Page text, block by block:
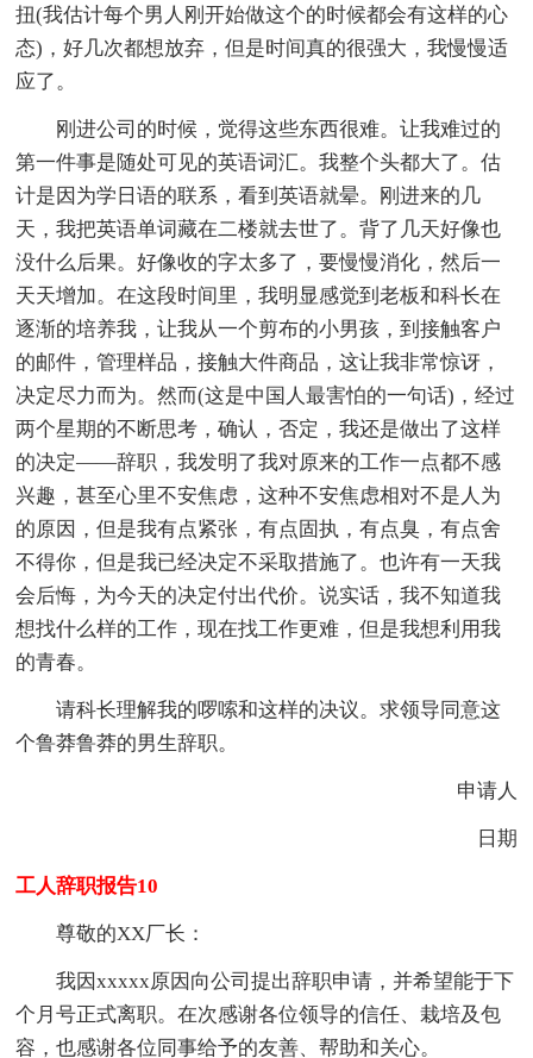
扭(我估计每个男人刚开始做这个的时候都会有这样的心
态)，好几次都想放弃，但是时间真的很强大，我慢慢适
应了。
刚进公司的时候，觉得这些东西很难。让我难过的
第一件事是随处可见的英语词汇。我整个头都大了。估
计是因为学日语的联系，看到英语就晕。刚进来的几
天，我把英语单词藏在二楼就去世了。背了几天好像也
没什么后果。好像收的字太多了，要慢慢消化，然后一
天天增加。在这段时间里，我明显感觉到老板和科长在
逐渐的培养我，让我从一个剪布的小男孩，到接触客户
的邮件，管理样品，接触大件商品，这让我非常惊讶，
决定尽力而为。然而(这是中国人最害怕的一句话)，经过
两个星期的不断思考，确认，否定，我还是做出了这样
的决定——辞职，我发明了我对原来的工作一点都不感
兴趣，甚至心里不安焦虑，这种不安焦虑相对不是人为
的原因，但是我有点紧张，有点固执，有点臭，有点舍
不得你，但是我已经决定不采取措施了。也许有一天我
会后悔，为今天的决定付出代价。说实话，我不知道我
想找什么样的工作，现在找工作更难，但是我想利用我
的青春。
请科长理解我的啰嗦和这样的决议。求领导同意这
个鲁莽鲁莽的男生辞职。
申请人
日期
工人辞职报告10
尊敬的XX厂长：
我因xxxxx原因向公司提出辞职申请，并希望能于下
个月号正式离职。在次感谢各位领导的信任、栽培及包
容，也感谢各位同事给予的友善、帮助和关心。